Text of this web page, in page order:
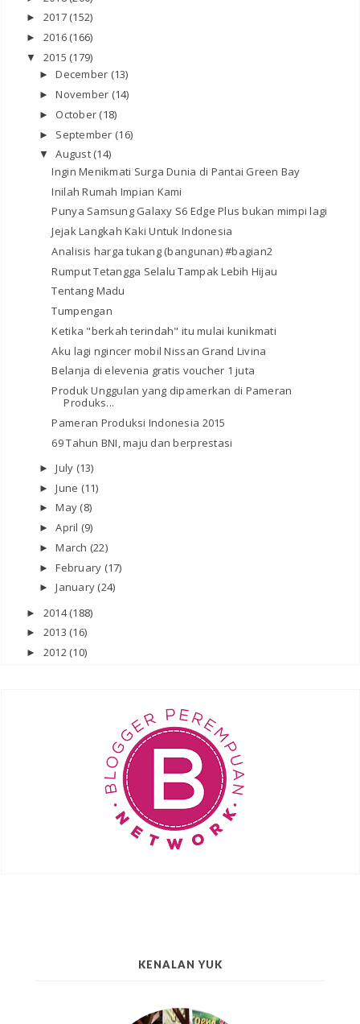
► 2017 (152)
► 2016 (166)
▼ 2015 (179)
►December (13)
►November (14)
► October (18)
► September (16)
▼August (14)
Ingin Menikmati Surga Dunia di Pantai Green Bay
Inilah Rumah Impian Kami
Punya Samsung Galaxy S6 Edge Plus bukan mimpi lagi
Jejak Langkah Kaki Untuk Indonesia
Analisis harga tukang (bangunan) #bagian2
Rumput Tetangga Selalu Tampak Lebih Hijau
Tentang Madu
Tumpengan
Ketika "berkah terindah" itu mulai kunikmati
Aku lagi ngincer mobil Nissan Grand Livina
Belanja di elevenia gratis voucher 1 juta
Produk Unggulan yang dipamerkan di Pameran
Produks...
Pameran Produksi Indonesia 2015
69 Tahun BNI, maju dan berprestasi
►July (13)
►June (11)
►May (8)
►April (9)
►March (22)
►February (17)
►January (24)
► 2014(188)
► 2013 (16)
► 2012 (10)
KENALAN YUK